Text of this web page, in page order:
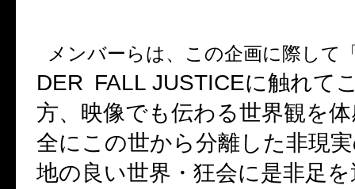
メンバーらは、この企画に際して
DER FALL JUSTICEに触れて
方、映像でも伝わる世界観を
全にこの世から分離した非現
地の良い世界・狂会に是非足